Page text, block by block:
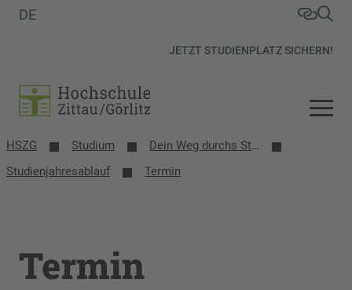
JETZT STUDIENPLATZ SICHERN!
DE
HSZG Studium
Dein Weg durchs Studium
Studienjahresablauf
Termin
Termin